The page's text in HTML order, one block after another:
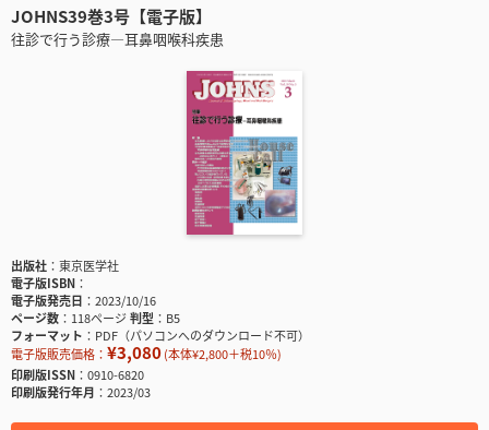
JOHNS39巻3号【電子版】
往診で行う診療―耳鼻咽喉科疾患
出版社
東京医学社
電子版ISBN
電子版発売日
2023/10/16
ページ数
118ページ判型
B5
フォーマット
PDF（パソコンへのダウンロード不可）
電子版販売価格： ¥3,080(本体¥2,800＋税10％)
印刷版ISSN
0910-6820
印刷版発行年月
2023/03